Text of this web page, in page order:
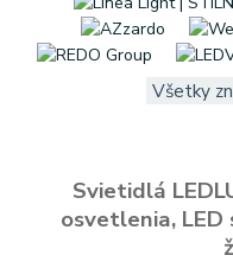
Všetky
Svietidlá
osvetlenia,